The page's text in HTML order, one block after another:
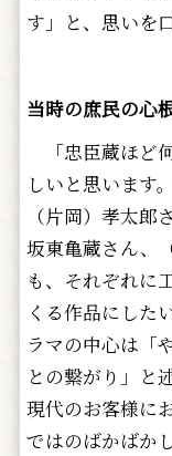
す」と、思いを
当時の庶民の心
「忠臣蔵ほど
しいと思います
（片岡）孝太郎
坂東亀蔵さん、
も、それぞれに
くる作品にした
ラマの中心は「
との繋がり」と
現代のお客様に
ではのばかばか